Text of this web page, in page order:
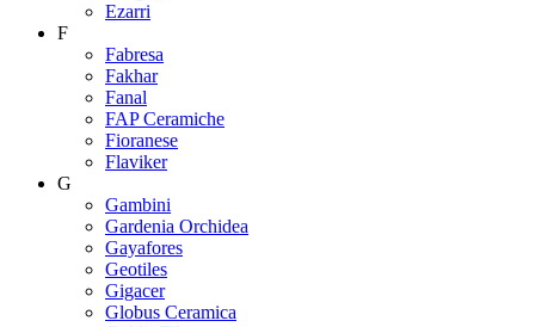
Ezarri
F
Fabresa
Fakhar
Fanal
FAP Ceramiche
Fioranese
Flaviker
G
Gambini
Gardenia Orchidea
Gayafores
Geotiles
Gigacer
Globus Ceramica